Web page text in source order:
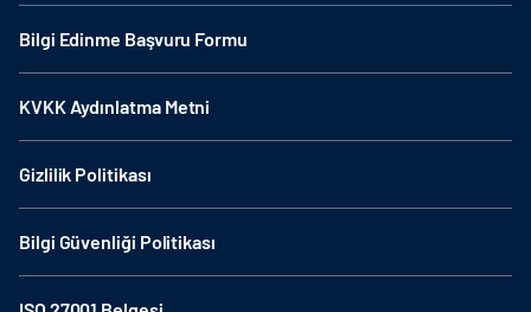
Bilgi Edinme Başvuru Formu
KVKK Aydınlatma Metni
Gizlilik Politikası
Bilgi Güvenliği Politikası